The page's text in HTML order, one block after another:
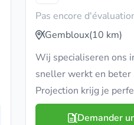
Pas encore
Gembloux(10 km)
Wij specialiseren ons
sneller werkt en beter
Projection krijg je
Demander